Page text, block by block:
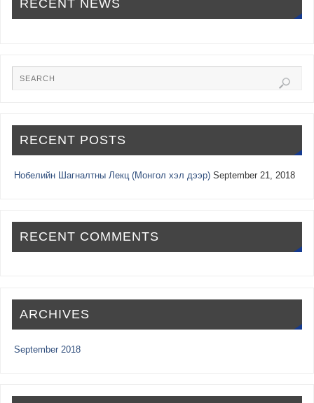
RECENT NEWS
RECENT POSTS
Нобелийн Шагналтны Лекц (Монгол хэл дээр) September 21, 2018
RECENT COMMENTS
ARCHIVES
September 2018